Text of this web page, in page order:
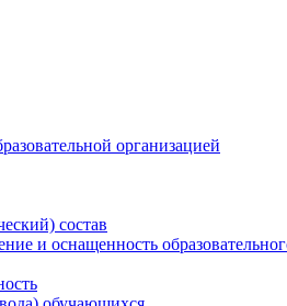
организацией
состав
и оснащенность